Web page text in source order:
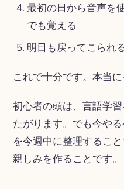
最初の日から音声を
でも覚える
明日も戻ってこられ
これで十分です。本当に
初心者の頭は、言語学
たがります。でも今や
を今週中に整理するこ
親しみを作ることです。